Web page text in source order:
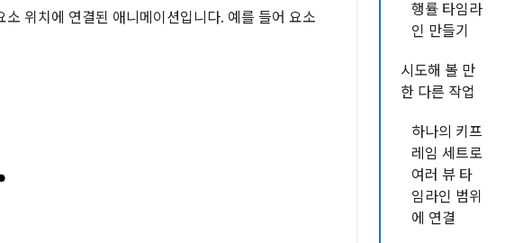
행률 타임라
인 만들기
시도해 볼 만
한 다른 작업
하나의 키프
레임 세트로
여러 뷰 타
임라인 범위
에 연결
위치에 연결된 애니메이션입니다. 예를 들어 요소